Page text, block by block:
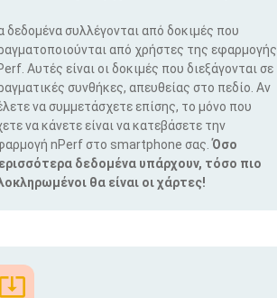
δεδομένα συλλέγονται από δοκιμές που
από χρήστες της εφαρμογής
Αυτές είναι οι δοκιμές που διεξάγονται σε
συνθήκες, απευθείας στο πεδίο. Αν
να συμμετάσχετε επίσης, το μόνο που
να κάνετε είναι να κατεβάσετε την
nPerf στο smartphone σας.Όσο
δεδομένα υπάρχουν, τόσο πιο
θα είναι οι χάρτες!